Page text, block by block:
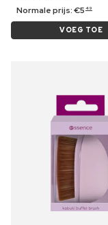
Normale prijs:€5 49
VOEG TOE